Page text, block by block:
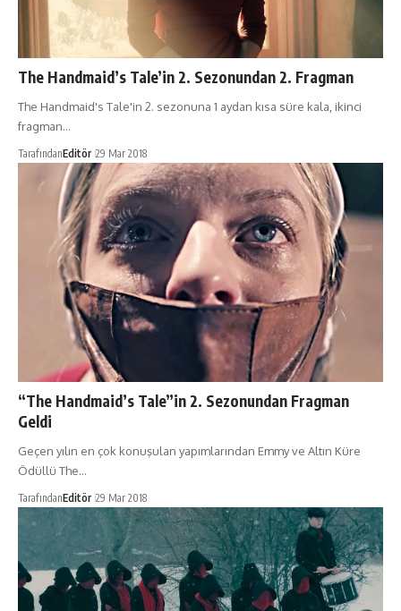
The Handmaid’s Tale’in 2. Sezonundan 2. Fragman
The Handmaid's Tale'in 2. sezonuna 1 aydan kısa süre kala, ikinci
fragman…
TarafındanEditör 29 Mar 2018
“The Handmaid’s Tale”in 2. Sezonundan Fragman
Geldi
Geçen yılın en çok konuşulan yapımlarından Emmy ve Altın Küre
Ödüllü The…
TarafındanEditör 29 Mar 2018